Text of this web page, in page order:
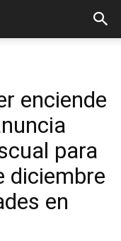
enciende
para
diciembre
en